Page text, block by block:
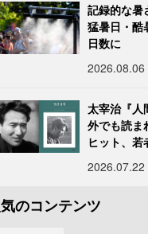
記録的な暑
猛暑日・酷
日数に
2026.08.06
太宰治『人
外でも読ま
ヒット、若
2026.07.22
のコンテンツ